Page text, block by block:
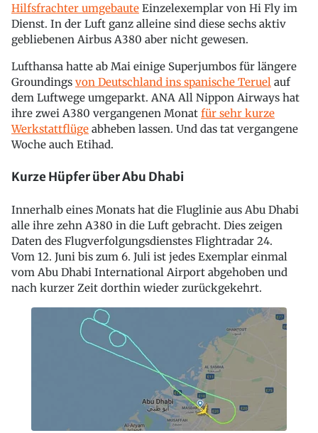
Hilfsfrachter umgebaute Einzelexemplar von Hi Fly im
Dienst. In der Luft ganz alleine sind diese sechs aktiv
gebliebenen Airbus A380 aber nicht gewesen.
Lufthansa hatte ab Mai einige Superjumbos für längere
Groundings von Deutschland ins spanische Teruel auf
dem Luftwege umgeparkt. ANA All Nippon Airways hat
ihre zwei A380 vergangenen Monat für sehr kurze
Werkstattflüge abheben lassen. Und das tat vergangene
Woche auch Etihad.
Kurze Hüpfer über Abu Dhabi
Innerhalb eines Monats hat die Fluglinie aus Abu Dhabi
alle ihre zehn A380 in die Luft gebracht. Dies zeigen
Daten des Flugverfolgungsdienstes Flightradar 24.
Vom 12. Juni bis zum 6. Juli ist jedes Exemplar einmal
vom Abu Dhabi International Airport abgehoben und
nach kurzer Zeit dorthin wieder zurückgekehrt.